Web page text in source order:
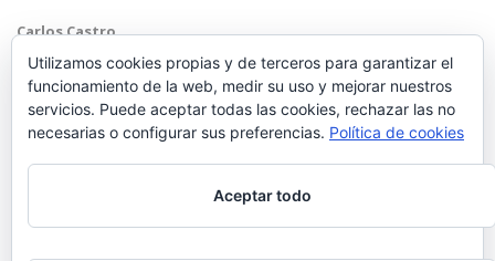
Carlos Castro
Málaga
Mobile: +34 652 83 71 98
hola@carloscastrofotografo.com
Utilizamos cookies propias y de terceros para garantizar el
funcionamiento de la web, medir su uso y mejorar nuestros
servicios. Puede aceptar todas las cookies, rechazar las no
necesarias o configurar sus preferencias. Política de cookies
Aceptar todo